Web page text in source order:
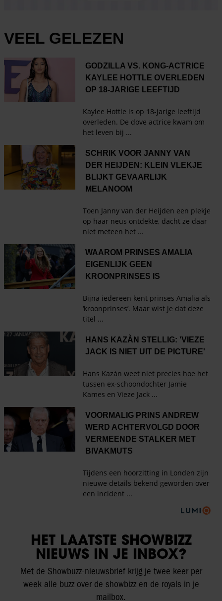
HET LAATSTE SHOWBIZZ
NIEUWS IN JE INBOX?
Met de Showbuzz-nieuwsbrief krijg je twee keer per
week alle buzz over de showbizz en de royals in je
mailbox.